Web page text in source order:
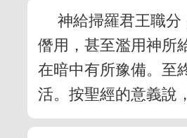
神給掃羅君王職
僭用，甚至濫用神所
在暗中有所豫備。至
活。按聖經的意義說